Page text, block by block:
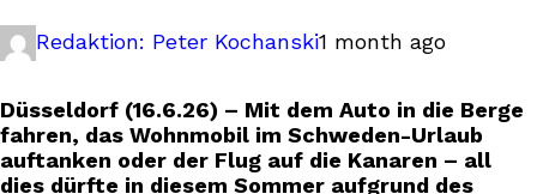
Redaktion: Peter Kochanski1 month ago
Düsseldorf (16.6.26) – Mit dem Auto in die Berge
fahren, das Wohnmobil im Schweden-Urlaub
auftanken oder der Flug auf die Kanaren – all
dies dürfte in diesem Sommer aufgrund des